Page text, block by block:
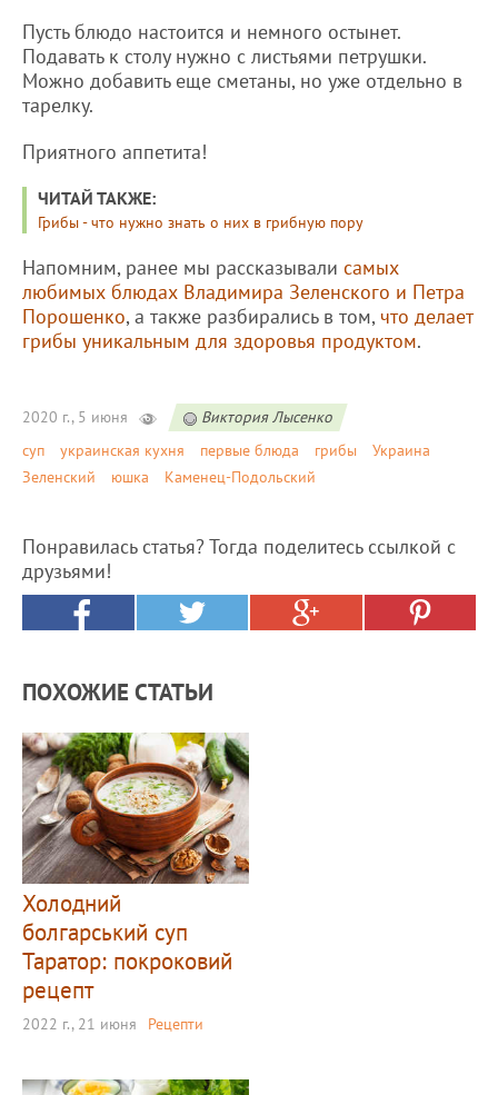
Пусть блюдо настоится и немного остынет.
Подавать к столу нужно с листьями петрушки.
Можно добавить еще сметаны, но уже отдельно в
тарелку.
Приятного аппетита!
ЧИТАЙ ТАКЖЕ:
Грибы - что нужно знать о них в грибную пору
Напомним, ранее мы рассказывали самых
любимых блюдах Владимира Зеленского и Петра
Порошенко, а также разбирались в том, что делает
грибы уникальным для здоровья продуктом.
2020 г., 5 июня
Виктория Лысенко
суп
украинская кухня первые блюда грибы
Украина
Зеленский
юшка Каменец-Подольский
Понравилась статья? Тогда поделитесь ссылкой с
друзьями!
ПОХОЖИЕ СТАТЬИ
Холодний
болгарський суп
Таратор: покроковий
рецепт
2022 г., 21 июня Рецепти